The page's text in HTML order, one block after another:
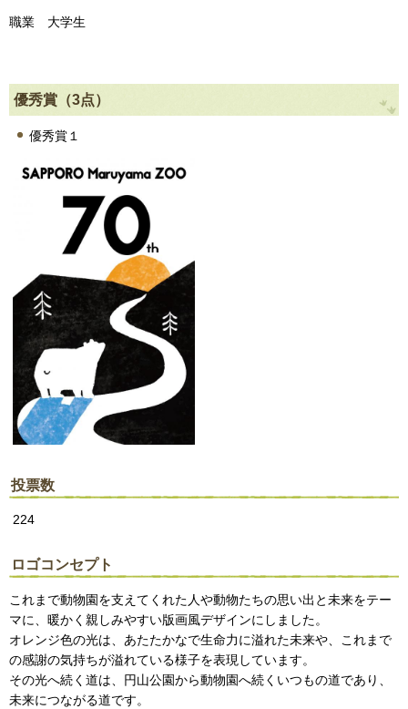
職業 大学生
優秀賞（3点）
優秀賞１
投票数
224
ロゴコンセプト
これまで動物園を支えてくれた人や動物たちの思い出と未来をテー
マに、暖かく親しみやすい版画風デザインにしました。
オレンジ色の光は、あたたかなで生命力に溢れた未来や、これまで
の感謝の気持ちが溢れている様子を表現しています。
その光へ続く道は、円山公園から動物園へ続くいつもの道であり、
未来につながる道です。